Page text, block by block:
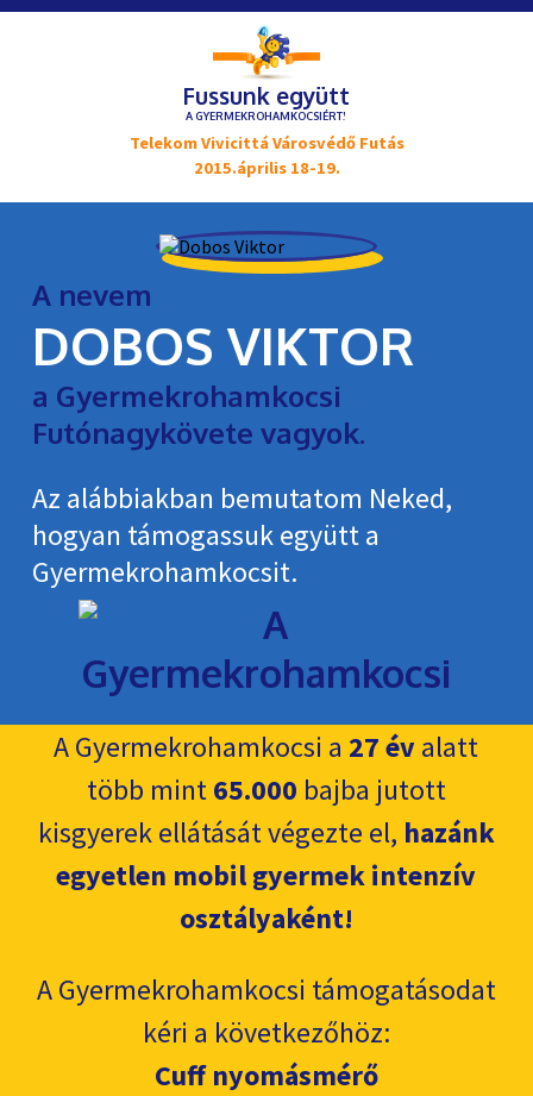
Fussunk együtt
A GYERMEKROHAMKOCSIÉRT!
Telekom Vivicittá Városvédő Futás
2015.április 18-19.
A nevem
DOBOS VIKTOR
a Gyermekrohamkocsi
Futónagykövete vagyok.
Az alábbiakban bemutatom Neked,
hogyan támogassuk együtt a
Gyermekroham­kocsit.
A Gyermekrohamkocsi a 27 évalatt
több mint65.000 bajba jutott
kisgyerek ellátását végezte el, hazánk
egyetlen mobil gyermek intenzív
osztályaként!
A Gyermekrohamkocsi támogatásodat
kéri a következőhöz:
Cuff nyomásmérő